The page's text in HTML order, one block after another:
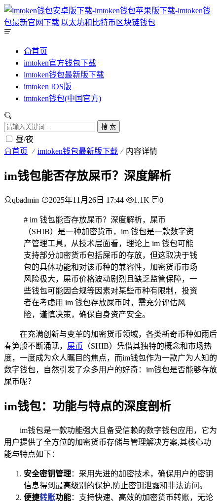
首页
imtoken官方钱包下载
imtoken钱包最新版下载
imtoken IOS版
imtoken钱包(中国官方)
搜 索
昼/夜
首页 imtoken钱包最新版下载 内容详情
im钱包能否存放屎币？深度解析
qbadmin 2025年11月26日 17:44 1.1K 0
# im 钱包能否存放屎币？深度解析，屎币
（SHIB）是一种加密货币，im 钱包是一款数字资
产管理工具，从技术层面看，理论上 im 钱包可能
支持部分加密货币包括屎币的存放，但这取决于钱
包的具体功能和对该币种的兼容性，加密货币市场
风险极大，屎币价格波动剧烈且缺乏监管保障，一
些钱包可能因合规等因素对某些币种有限制，投资
者在考虑用 im 钱包存放屎币时，需充分评估风
险，谨慎决策，确保自身资产安全。
在充满创新与变革的加密货币领域，各类新奇币种如雨后
春笋般不断涌现， 屎币
（SHIB）凭借其独特的概念和市场热
度，一度成为众人瞩目的焦点，而im钱包作为一款广为人知的
数字钱包，自然引发了众多用户的好奇：im钱包是否能够存放
屎币呢？
im钱包：功能与特点的深度剖析
im钱包是一款功能强大且备受信赖的数字钱包应用，它为
用户提供了全方位的加密货币存储与管理解决方案,其核心功
能与特点如下：
安全密钥管理：采用先进的加密技术，确保用户的密钥
信息得到最高级别的保护,防止密钥泄露和非法访问。
便捷转账功能：支持快速、高效的加密货币转账，无论